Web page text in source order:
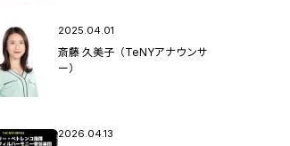
2025.04.01
斎藤 久美子（TeNYアナウンサ
ー）
2026.04.13